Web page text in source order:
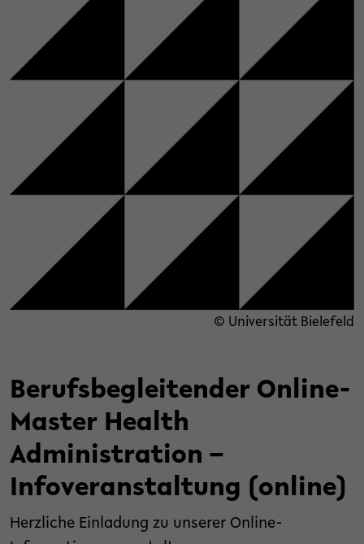
© Universität Bielefeld
Berufsbegleitender Online-
Master Health
Administration –
Infoveranstaltung (online)
Herzliche Einladung zu unserer Online-